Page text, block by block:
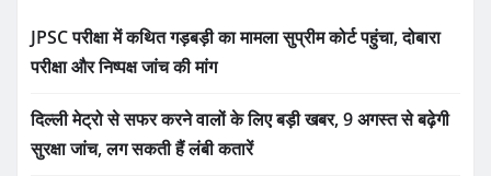
JPSC परीक्षा में कथित गड़बड़ी का मामला सुप्रीम कोर्ट पहुंचा, दोबारा
परीक्षा और निष्पक्ष जांच की मांग
दिल्ली मेट्रो से सफर करने वालों के लिए बड़ी खबर, 9 अगस्त से बढ़ेगी
सुरक्षा जांच, लग सकती हैं लंबी कतारें